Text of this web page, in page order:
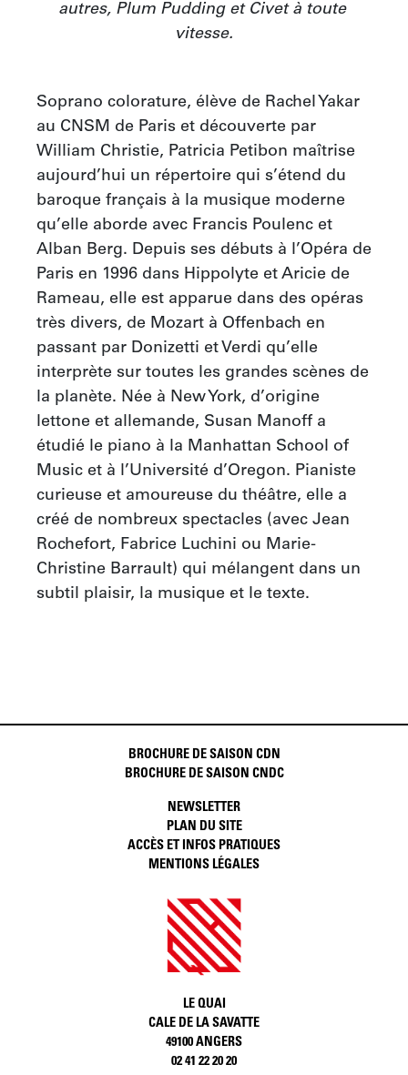
autres, Plum Pudding et Civet à toute
vitesse.
Soprano colorature, élève de Rachel Yakar
au CNSM de Paris et découverte par
William Christie, Patricia Petibon maîtrise
aujourd’hui un répertoire qui s’étend du
baroque français à la musique moderne
qu’elle aborde avec Francis Poulenc et
Alban Berg. Depuis ses débuts à l’Opéra de
Paris en 1996 dans Hippolyte et Aricie de
Rameau, elle est apparue dans des opéras
très divers, de Mozart à Offenbach en
passant par Donizetti et Verdi qu’elle
interprète sur toutes les grandes scènes de
la planète. Née à New York, d’origine
lettone et allemande, Susan Manoff a
étudié le piano à la Manhattan School of
Music et à l’Université d’Oregon. Pianiste
curieuse et amoureuse du théâtre, elle a
créé de nombreux spectacles (avec Jean
Rochefort, Fabrice Luchini ou Marie-
Christine Barrault) qui mélangent dans un
subtil plaisir, la musique et le texte.
BROCHURE DE SAISON CDN
BROCHURE DE SAISON CNDC
NEWSLETTER
PLAN DU SITE
ACCÈS ET INFOS PRATIQUES
MENTIONS LÉGALES
LE QUAI
CALE DE LA SAVATTE
49100 ANGERS
02 41 22 20 20